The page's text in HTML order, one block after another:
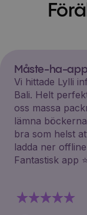
Måste-ha-
Vi hittade Lylli
Bali. Helt
oss massa
lämna
bra som helst
ladda ner
Fantastisk app ⭐️